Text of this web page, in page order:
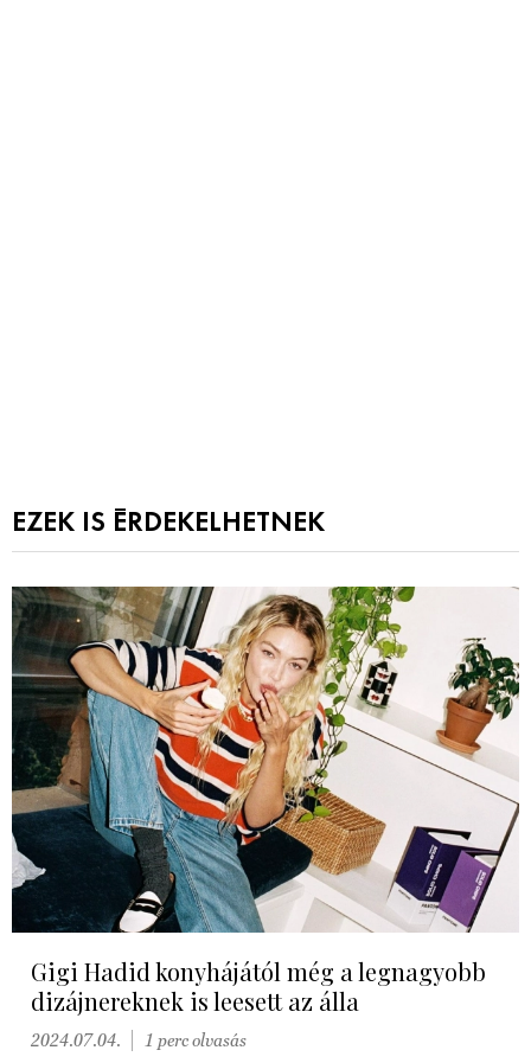
EZEK IS ÉRDEKELHETNEK
Gigi Hadid konyhájától még a legnagyobb
dizájnereknek is leesett az álla
2024.07.04. 1 perc olvasás